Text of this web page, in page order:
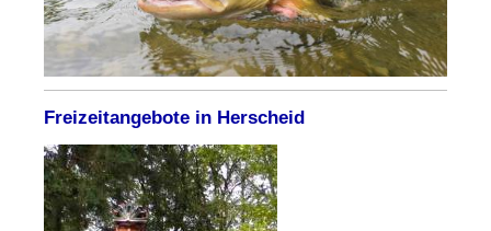
Freizeitangebote in Herscheid